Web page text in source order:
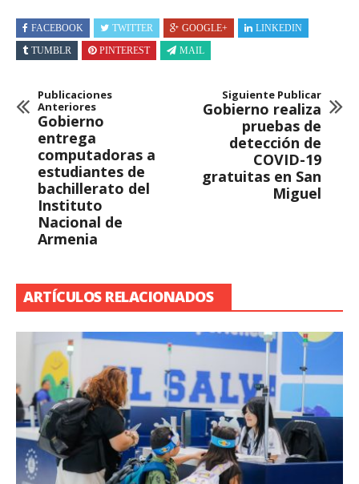
FACEBOOK TWITTER GOOGLE+
LINKEDIN
TUMBLR
PINTEREST MAIL
Publicaciones
Anteriores
Gobierno
entrega
computadoras a
estudiantes de
bachillerato del
Instituto
Nacional de
Armenia
Siguiente Publicar
Gobierno realiza
pruebas de
detección de
COVID-19
gratuitas en San
Miguel
ARTÍCULOS RELACIONADOS